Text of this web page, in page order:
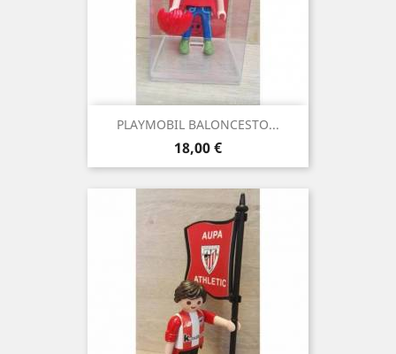
PLAYMOBIL BALONCESTO...
Precio
18,00 €